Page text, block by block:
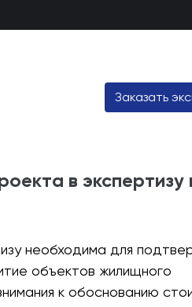
Заказать
в экспертизу
необходима для
объектов жилищного
к обоснованию